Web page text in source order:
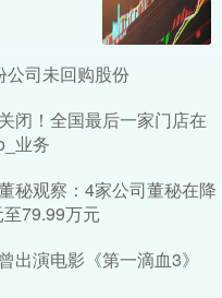
公司未回购股份
闭！全国最后一家门店在
业务
秘观察：4家公司董秘在降
79.99万元
出演电影《第一滴血3》